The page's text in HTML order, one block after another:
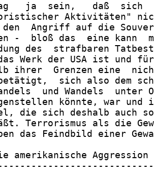
ja  sein,   daß  sich
Aktivitäten"
Angriff auf die
-  bloß das  eine kann
des  strafbaren
Werk der USA ist und
ihrer  Grenzen eine
sich also dem
und Wandels  unter
könnte, war und
die sich deshalb auch
Terrorismus als die
das Feindbild einer
amerikanische